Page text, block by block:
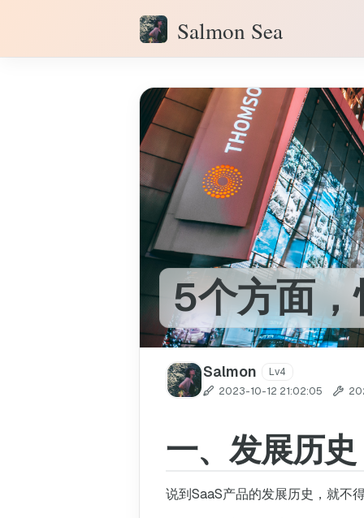
Salmon Sea
5个方面
Salmon Lv4
2023-10-12 21:02:05
一、发展历史
说到SaaS产品的发展历史，就不